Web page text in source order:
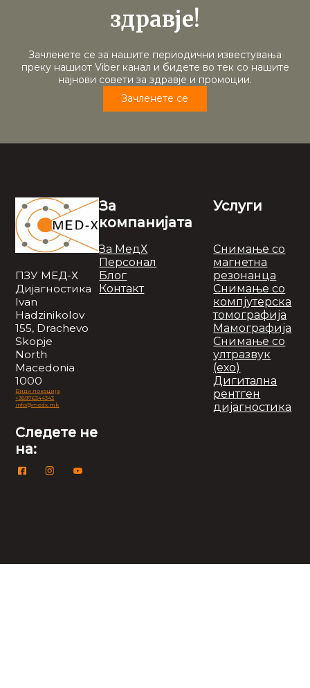
здравје!
Зачленете се за нашите периодични известувања
преку нашиот Viber канал и бидете во тек со нашите
најнови совети за здравје и промоции.
Зачленете се
ПЗУ МЕД-Х
Дијагностика
Ivan
Hadzinikolov
155, Drachevo
Skopje
North
Macedonia
1000
Види локација
+38976344343
info@medx.mk
Следете не
на:
За
компанијата
За МедХ
Персонал
Блог
Контакт
Услуги
Снимање со
магнетна
резонанца
Снимање со
компјутерска
томографија
Мамографија
Снимање со
ултразвук
(ехо)
Дигитална
рентген
дијагностика